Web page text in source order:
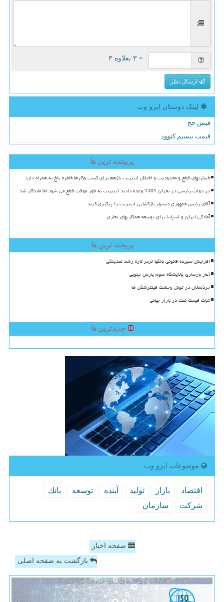
= ۳ بعلاوه ۳
ارسال نظر
لینک دوستان ایزو وب
فیش حج
قیمت بیسیم کنوود
پربیننده ترین ها
خسارتهای قطع و محدودیت و اختلال اینترنت بازهم برای کسب وکارها خاطره تلخ به همراه دارد
در دولت رئیسی در بحران 1401 وعده دادند اینترنت به طور موقت قطع می شود اما ماندگار شد
آقای رئیس جمهوری دستور بازگشایی اینترنت را پیگیری کنید
آمادگی ایران و اسپانیا برای توسعه همکاریهای تجاری
پربحث ترین ها
افزایش سپرده قانونی بانکها ترمز تازه رشد نقدینگی
آغاز بازسازی پالایشگاه سوم پارس جنوبی
خردسالان در تونل وحشت فیلترشکن ها
ثبات قیمت نفت در بازار جهانی
جدیدترین ها
موضوعات ایزو وب
اقتصاد بازار تولید آینده توسعه
بانك
شركت
سازمان
صفحه اخبار
بازگشت به صفحه اصلی